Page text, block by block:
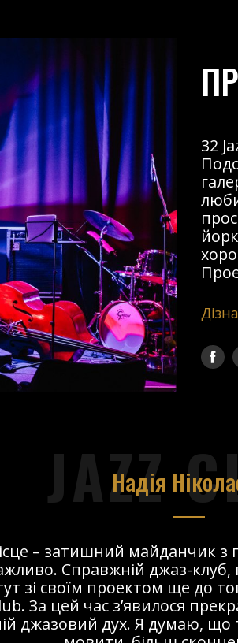
32
JAZZ
Надія
– затишний майданчик з
Справжній джаз-клуб,
зі своїм проектом ще до
За цей час з’явилося
джазовий дух. Я думаю, що